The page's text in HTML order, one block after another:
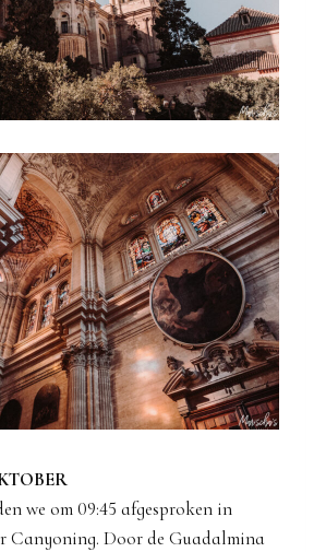
we om 09:45 afgesproken in
Canyoning. Door de Guadalmina